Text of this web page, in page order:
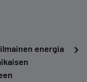
energia